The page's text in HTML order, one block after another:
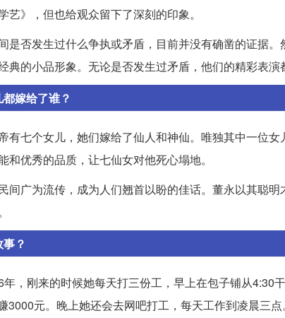
艺》，但也给观众留下了深刻的印象。
是否发生过什么争执或矛盾，目前并没有确凿的证据
典的小品形象。无论是否发生过矛盾，他们的精彩表演
嫁给了谁？
有七个女儿，她们嫁给了仙人和神仙。唯独其中一位
和优秀的品质，让七仙女对他死心塌地。
间广为流传，成为人们翘首以盼的佳话。董永以其聪
？
，刚来的时候她每天打三份工，早上在包子铺从4:30
3000元。晚上她还会去网吧打工，每天工作到凌晨三